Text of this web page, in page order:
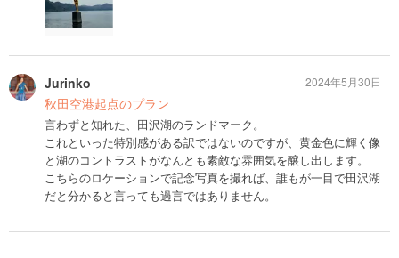
Jurinko
秋田空港起点のプラン
言わずと知れた、田沢湖のランドマーク。
これといった特別感がある訳ではないのですが、黄金色に輝く像
と湖のコントラストがなんとも素敵な雰囲気を醸し出します。
こちらのロケーションで記念写真を撮れば、誰もが一目で田沢湖
だと分かると言っても過言ではありません。
2024年5月30日